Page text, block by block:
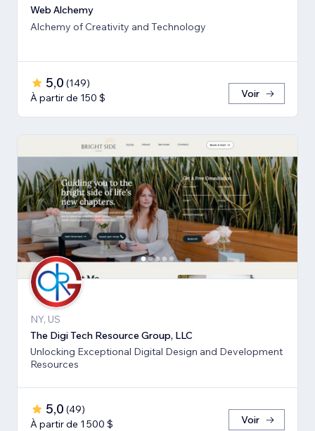
Web Alchemy
Alchemy of Creativity and Technology
5,0 (149)
À partir de 150 $
Voir
NY, US
The Digi Tech Resource Group, LLC
Unlocking Exceptional Digital Design and Development
Resources
5,0 (49)
À partir de 1 500 $
Voir